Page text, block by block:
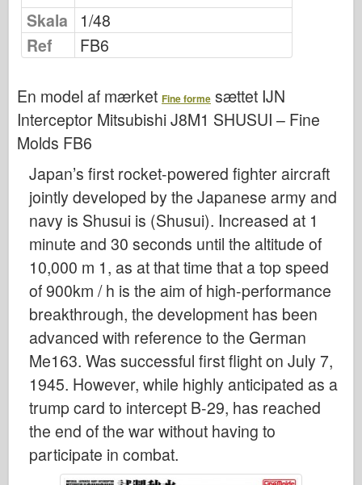
Airfix
Flyvevåbnet
Sort hund
Bronco
Dnepromodel
Dragon
Eduard
E.T. Model
Fine forme
Tapperhedskræfterne
Friulmodel
Hasegawa
Heller
HobbyBoss
IBG-modeller
Icm
Skala
1/48
Ref
FB6
En model af mærket Fine forme sættet IJN
Interceptor Mitsubishi J8M1 SHUSUI – Fine
Molds FB6
Japan’s first rocket-powered fighter aircraft
jointly developed by the Japanese army and
navy is Shusui is (Shusui). Increased at 1
minute and 30 seconds until the altitude of
10,000 m 1, as at that time that a top speed
of 900km / h is the aim of high-performance
breakthrough, the development has been
advanced with reference to the German
Me163. Was successful first flight on July 7,
1945. However, while highly anticipated as a
trump card to intercept B-29, has reached
the end of the war without having to
participate in combat.